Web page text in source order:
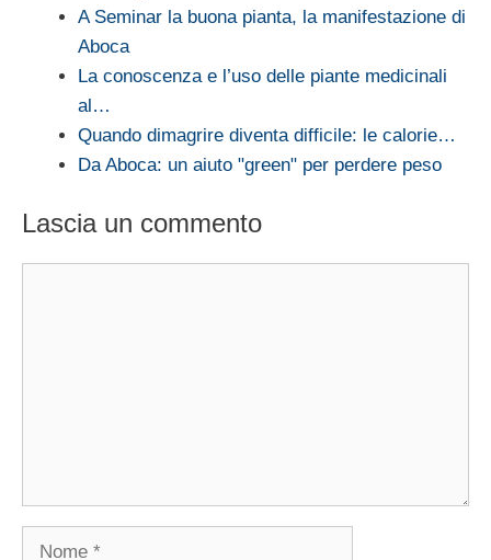
A Seminar la buona pianta, la manifestazione di
Aboca
La conoscenza e l’uso delle piante medicinali
al…
Quando dimagrire diventa difficile: le calorie…
Da Aboca: un aiuto "green" per perdere peso
Lascia un commento